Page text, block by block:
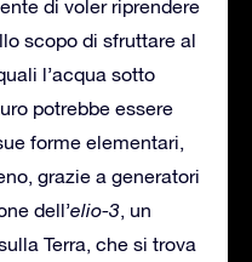
di voler riprendere
scopo di sfruttare al
l’acqua sotto
potrebbe essere
forme elementari,
grazie a generatori
dell’elio-3, un
Terra, che si trova